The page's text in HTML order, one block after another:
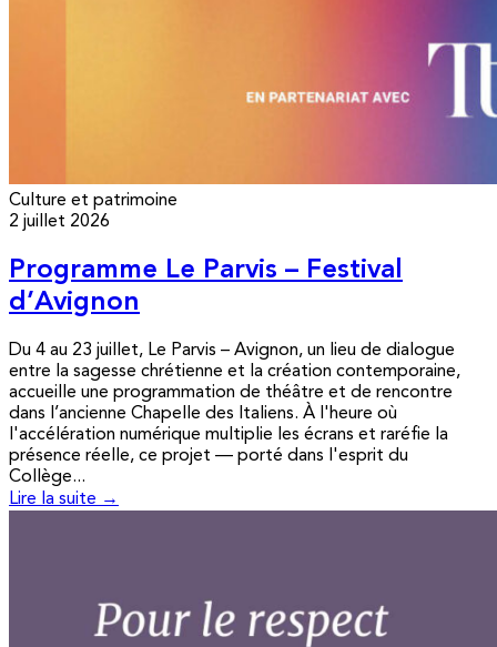
Culture et patrimoine
2 juillet 2026
Programme Le Parvis – Festival
d’Avignon
Du 4 au 23 juillet, Le Parvis – Avignon, un lieu de dialogue
entre la sagesse chrétienne et la création contemporaine,
accueille une programmation de théâtre et de rencontre
dans l’ancienne Chapelle des Italiens. À l'heure où
l'accélération numérique multiplie les écrans et raréfie la
présence réelle, ce projet — porté dans l'esprit du
Collège...
Lire la suite →